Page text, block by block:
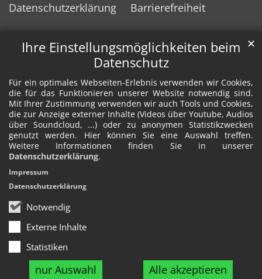
Ihre Einstellungsmöglichkeiten beim
Datenschutz
Für ein optimales Webseiten-Erlebnis verwenden wir Cookies,
die für das Funktionieren unserer Website notwendig sind.
Mit Ihrer Zustimmung verwenden wir auch Tools und Cookies,
die zur Anzeige externer Inhalte (Videos über Youtube, Audios
über Soundcloud, ...) oder zu anonymen Statistikzwecken
genutzt werden. Hier können Sie eine Auswahl treffen.
Weitere Informationen finden Sie in unserer
Datenschutzerklärung.
Notwendig
Externe Inhalte
Statistiken
nur Auswahl Alle akzeptieren
✕
Impressum
Datenschutzerklärung
Datenschutzerklärung
Barrierefreiheit